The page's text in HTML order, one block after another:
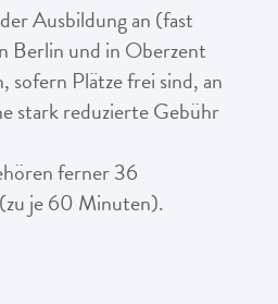
Ausbildung an (fast
Berlin und in Oberzent
sofern Plätze frei sind, an
stark reduzierte Gebühr
ferner 36
je 60 Minuten).